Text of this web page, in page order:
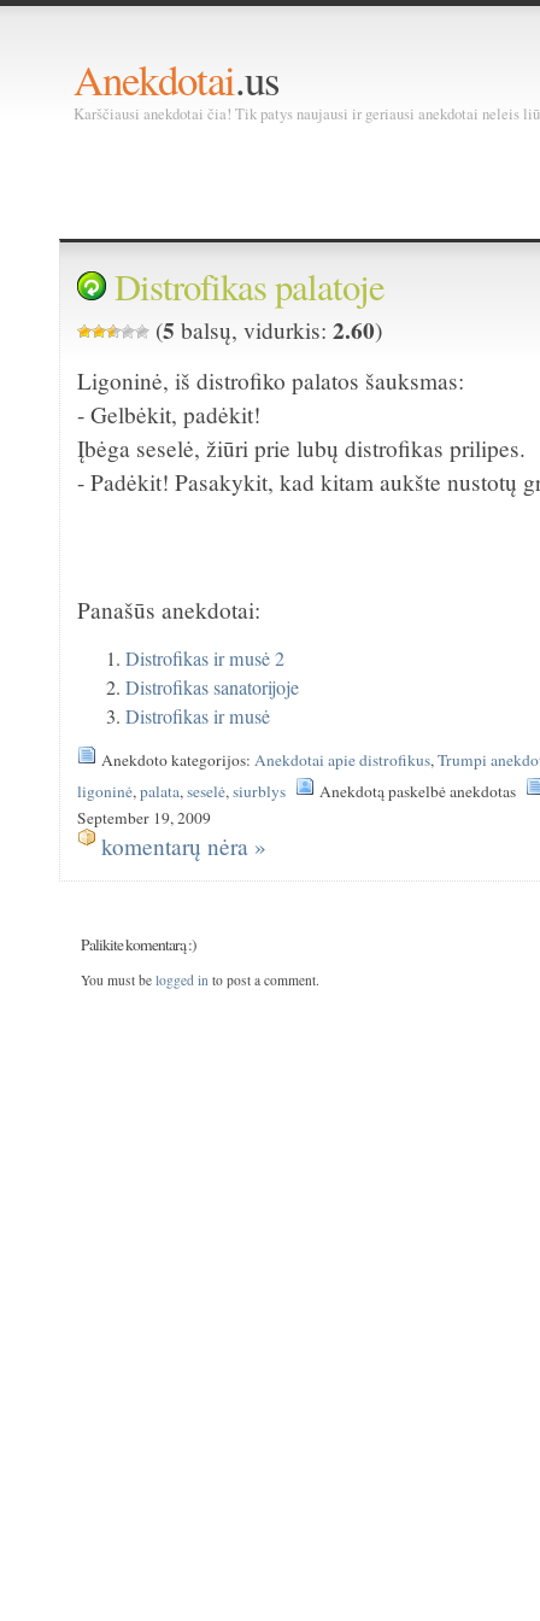
Anekdotai.us
Karščiausi anekdotai čia! Tik patys naujausi ir geriausi anekdotai neleis
Distrofikas palatoje
(5 balsų, vidurkis:2.60)
Ligoninė, iš distrofiko palatos šauksmas:
- Gelbėkit, padėkit!
Įbėga seselė, žiūri prie lubų distrofikas prilipes.
- Padėkit! Pasakykit, kad kitam aukšte nustotų
Panašūs anekdotai:
Distrofikas ir musė 2
Distrofikas sanatorijoje
Distrofikas ir musė
Anekdoto kategorijos:Anekdotai apie distrofikus,Trumpi
ligoninė,palata,seselė,siurblys
Anekdotą paskelbė anekdotas
September 19, 2009
komentarų nėra »
Palikite komentarą :)
You must be logged into post a comment.